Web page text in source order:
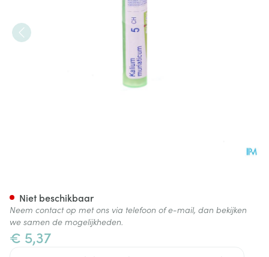
€ 5,37
Niet beschikbaar
Neem contact op met ons via telefoon of e-mail, dan bekijken
we samen de mogelijkheden.